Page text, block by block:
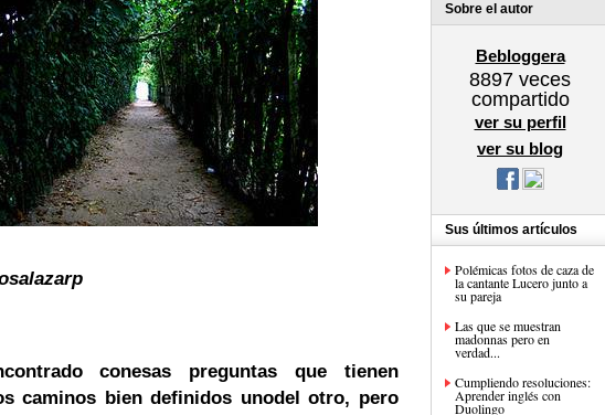
conesas preguntas que tienen
caminos bien definidos unodel otro, pero
Sobre el autor
Bebloggera
8897 veces
compartido
ver su perfil
ver su blog
Sus últimos artículos
Polémicas fotos de caza de
la cantante Lucero junto a
su pareja
Las que se muestran
madonnas pero en
verdad...
Cumpliendo resoluciones:
Aprender inglés con
Duolingo